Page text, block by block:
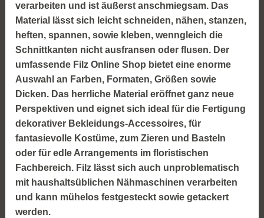
verarbeiten und ist äußerst anschmiegsam. Das
Material lässt sich leicht schneiden, nähen, stanzen,
heften, spannen, sowie kleben, wenngleich die
Schnittkanten nicht ausfransen oder flusen. Der
umfassende Filz Online Shop bietet eine enorme
Auswahl an Farben, Formaten, Größen sowie
Dicken. Das herrliche Material eröffnet ganz neue
Perspektiven und eignet sich ideal für die Fertigung
dekorativer Bekleidungs-Accessoires, für
fantasievolle Kostüme, zum Zieren und Basteln
oder für edle Arrangements im floristischen
Fachbereich. Filz lässt sich auch unproblematisch
mit haushaltsüblichen Nähmaschinen verarbeiten
und kann mühelos festgesteckt sowie getackert
werden.